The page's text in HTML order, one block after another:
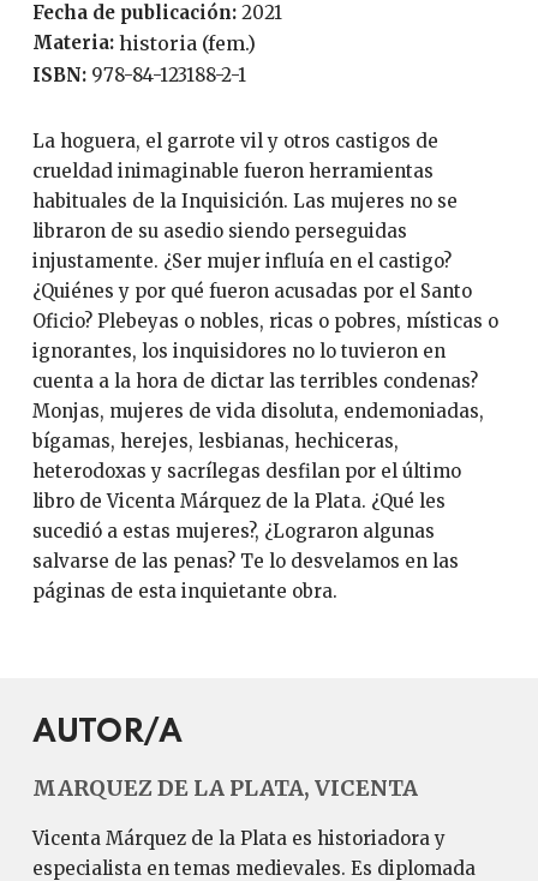
Fecha de publicación:
2021
Materia: historia (fem.)
ISBN: 978-84-123188-2-1
La hoguera, el garrote vil y otros castigos de
crueldad inimaginable fueron herramientas
habituales de la Inquisición. Las mujeres no se
libraron de su asedio siendo perseguidas
injustamente. ¿Ser mujer influía en el castigo?
¿Quiénes y por qué fueron acusadas por el Santo
Oficio? Plebeyas o nobles, ricas o pobres, místicas o
ignorantes, los inquisidores no lo tuvieron en
cuenta a la hora de dictar las terribles condenas?
Monjas, mujeres de vida disoluta, endemoniadas,
bígamas, herejes, lesbianas, hechiceras,
heterodoxas y sacrílegas desfilan por el último
libro de Vicenta Márquez de la Plata. ¿Qué les
sucedió a estas mujeres?, ¿Lograron algunas
salvarse de las penas? Te lo desvelamos en las
páginas de esta inquietante obra.
AUTOR/A
MARQUEZ DE LA PLATA, VICENTA
Vicenta Márquez de la Plata es historiadora y
especialista en temas medievales. Es diplomada